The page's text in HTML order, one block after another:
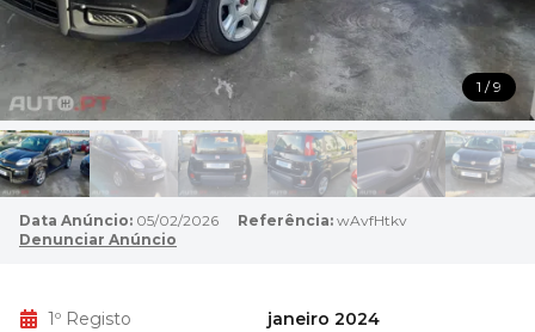
1 / 9
Data Anúncio: 05/02/2026 Referência: wAvfHtkv
Denunciar Anúncio
1º Registo janeiro 2024